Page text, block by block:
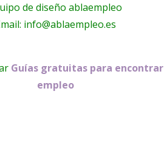
de diseño ablaempleo
info@ablaempleo.es
Guías gratuitas para encontrar
empleo